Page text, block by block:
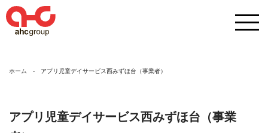
ホーム アプリ児童デイサービス西みずほ台（事業者）
アプリ児童デイサービス西みずほ台（事業